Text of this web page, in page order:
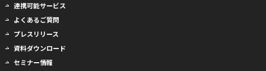
連携可能サービス
よくあるご質問
プレスリリース
資料ダウンロード
セミナー情報